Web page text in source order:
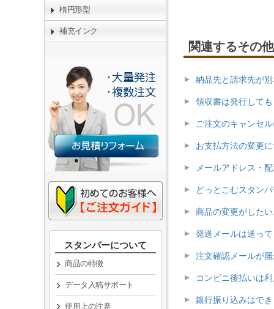
関連するその
納品先と請求先が
領収書は発行して
ご注文のキャンセ
お支払方法の変更
メールアドレス・
どっとこむスタン
商品の変更がした
発送メールは送っ
注文確認メールが
コンビニ後払いは
銀行振り込みはで
楕円形型
補充インク
スタンパーについて
商品の特徴
データ入稿サポート
使用上の注意